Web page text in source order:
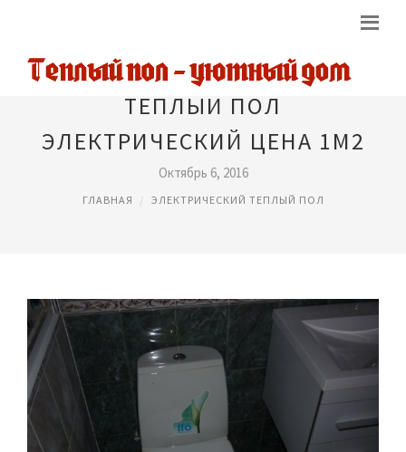
ТЕПЛЫЙ ПОЛ
ЭЛЕКТРИЧЕСКИЙ ЦЕНА 1М2
Октябрь 6, 2016
ГЛАВНАЯ ЭЛЕКТРИЧЕСКИЙ ТЕПЛЫЙ ПОЛ